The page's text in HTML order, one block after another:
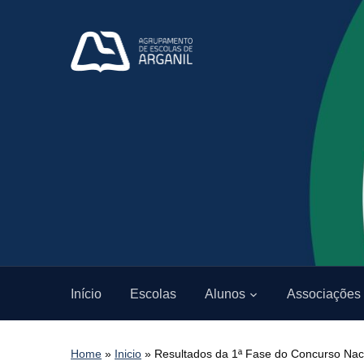
Início Escolas Alunos Associações
Home » Inicio » Resultados da 1ª Fase do Concurso